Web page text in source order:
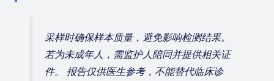
采样时确保样本质量，避免影响检测结果。
若为未成年人，需监护人陪同并提供相关证
件。 报告仅供医生参考，不能替代临床诊